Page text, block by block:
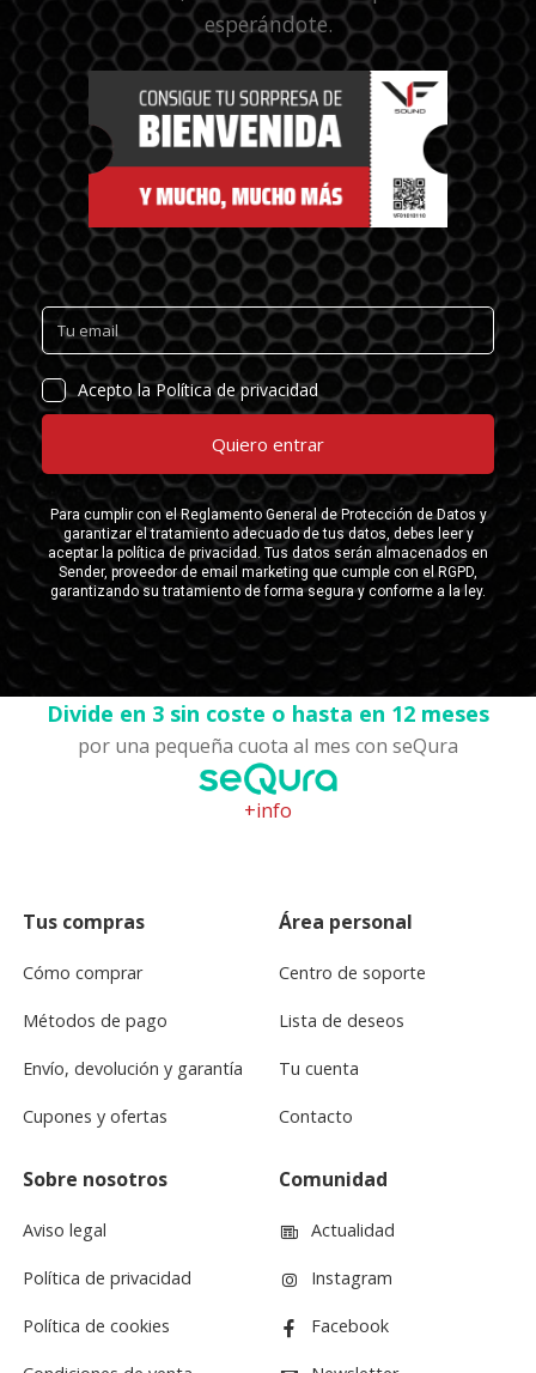
esperándote.
Divide en 3 sin coste o hasta en 12 meses
por una pequeña cuota al mes con seQura
+info
Tus compras
Cómo comprar
Métodos de pago
Envío, devolución y garantía
Cupones y ofertas
Área personal
Centro de soporte
Lista de deseos
Tu cuenta
Contacto
Sobre nosotros
Aviso legal
Política de privacidad
Política de cookies
Comunidad
Actualidad
Instagram
Facebook